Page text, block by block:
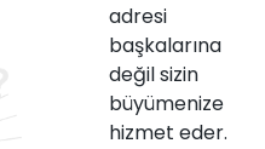
adresi
başkalarına
değil sizin
büyümenize
hizmet eder.